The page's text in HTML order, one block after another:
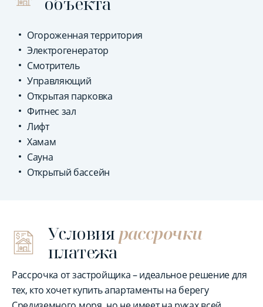
Огороженная территория
Электрогенератор
Смотритель
Управляющий
Открытая парковка
Фитнес зал
Лифт
Хамам
Сауна
Открытый бассейн
Условиярассрочки
платежа
Рассрочка от застройщика – идеальное решение для
тех, кто хочет купить апартаменты на берегу